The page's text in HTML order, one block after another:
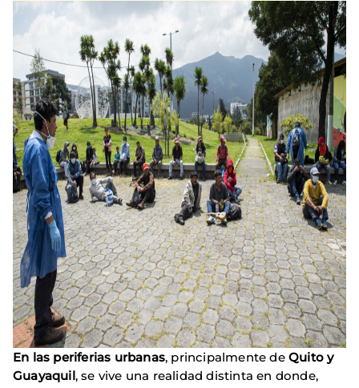
En las periferias urbanas, principalmente de Quito y
Guayaquil, se vive una realidad distinta en donde,